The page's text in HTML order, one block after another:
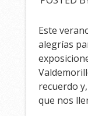
Este
alegrías
recuerdo
que nos